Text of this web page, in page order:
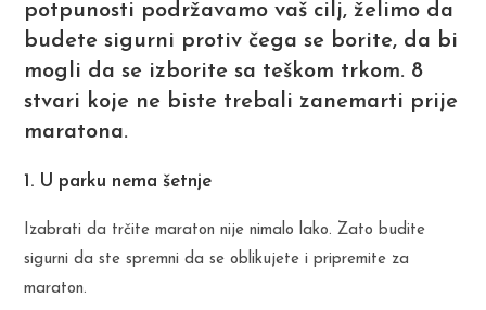
potpunosti podržavamo vaš cilj, želimo da
budete sigurni protiv čega se borite, da bi
mogli da se izborite sa teškom trkom. 8
stvari koje ne biste trebali zanemarti prije
maratona.
1. U parku nema šetnje
Izabrati da trčite maraton nije nimalo lako. Zato budite
sigurni da ste spremni da se oblikujete i pripremite za
maraton.